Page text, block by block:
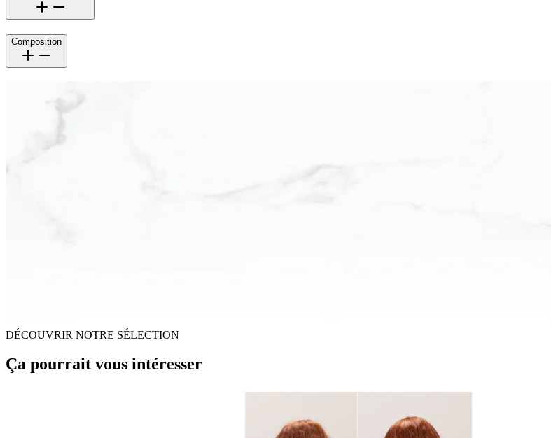
Composition
DÉCOUVRIR NOTRE SÉLECTION
Ça pourrait vous intéresser